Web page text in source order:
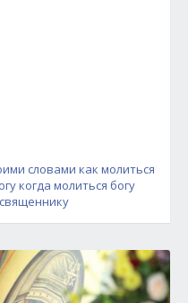
словами как молиться
когда молиться богу